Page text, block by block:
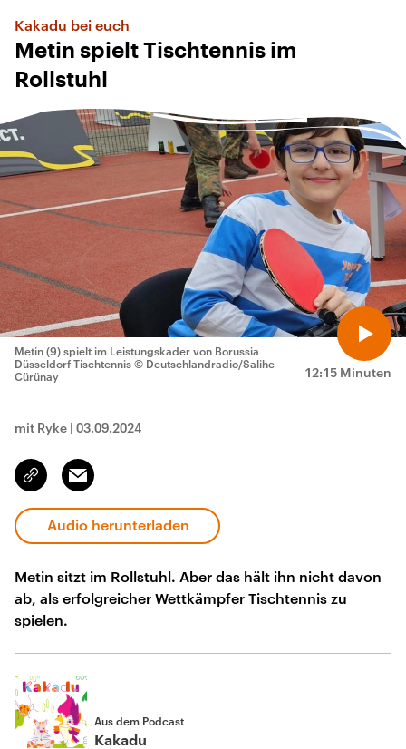
Kakadu bei euch
Metin spielt Tischtennis im
Rollstuhl
12:15 Minuten
Metin (9) spielt im Leistungskader von Borussia
Düsseldorf Tischtennis © Deutschlandradio/Salihe
Cürünay
mit Ryke | 03.09.2024
Link
kopieren/teilen
Email
Audio herunterladen
Metin sitzt im Rollstuhl. Aber das hält ihn nicht davon
ab, als erfolgreicher Wettkämpfer Tischtennis zu
spielen.
Aus dem Podcast
Kakadu